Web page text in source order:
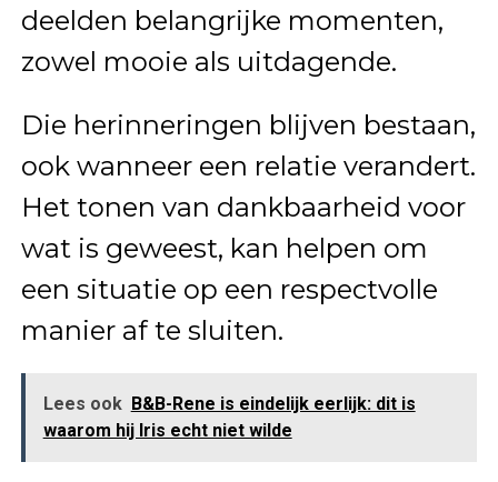
deelden belangrijke momenten,
zowel mooie als uitdagende.
Die herinneringen blijven bestaan,
ook wanneer een relatie verandert.
Het tonen van dankbaarheid voor
wat is geweest, kan helpen om
een situatie op een respectvolle
manier af te sluiten.
Lees ook B&B-Rene is eindelijk eerlijk: dit is
waarom hij Iris echt niet wilde